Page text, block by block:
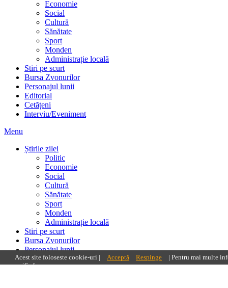
Economie
Social
Cultură
Sănătate
Sport
Monden
Administrație locală
Stiri pe scurt
Bursa Zvonurilor
Personajul lunii
Editorial
Cetățeni
Interviu/Eveniment
Menu
Știrile zilei
Politic
Economie
Social
Cultură
Sănătate
Sport
Monden
Administrație locală
Stiri pe scurt
Bursa Zvonurilor
Personajul lunii
Editorial
Acest site foloseste cookie-uri | Acceptă Respinge
| Pentru mai multe
specified.